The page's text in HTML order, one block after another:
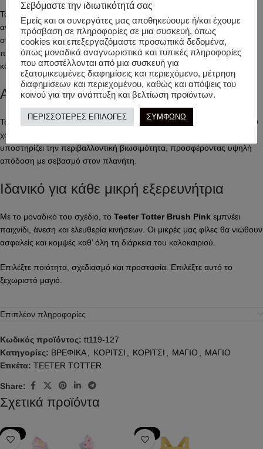
Το ύφασμα του μαγιό είναι κατασκευασμένο από υπερ-μαλακό,
ανακυκλωμένο υλικό κορυφαίας ποιότητας. Αντέχει στο χλώριο,
στεγνώνει γρήγορα και διατηρεί το στρώσιμό του ακόμα και μετά από
πολλές χρήσεις. Οι χρωστικές του είναι πιστοποιημένες με Oeko-Tex
και ασφαλείς για το ευαίσθητο παιδικό δέρμα.
Ανθεκτικότητα και οικολογική συνείδηση
Το μαγιό είναι ανθεκτικό στη δημιουργία κόμπων (pilling resistant), δεν
χάνει την ελαστικότητά του και παραμένει σαν καινούργιο. Το ύφασμα
υποστηρίζει την περιβαλλοντική βιωσιμότητα, προσφέροντας υψηλή
απόδοση με σεβασμό στον πλανήτη.
Ιδανικό για κάθε μικρή εξερευνήτρια
Με το μοναδικό του σχέδιο, το Teeter Totter Brush Pink εμπνέει
παιχνίδι, άνεση και ελευθερία κινήσεων. Οι μικρές μας φίλες θα νιώθουν
ασφαλείς και κομψές καθ’ όλη τη διάρκεια του καλοκαιριού.
Επιλέξτε ποιότητα, σχεδιασμό και προστασία. Επιλέξτε αυτό το
ξεχωριστό μαγιό.
Επιπλέον πληροφορίες
Κωδικός προϊόντος: tt119-127
Κατηγορίες: ΒΡΕΦΙΚΑ, ΚΟΡΙΤΣΙ , ΚΟΡΙΤΣΙ , ΜΑΓΙΟ , ΜΑΓΙΟ
Ετικέτα: TEETER TOTTER
Share:
Σχετικά προϊόντα
-20% -50%
Σεβόμαστε την ιδιωτικότητά σας
Εμείς και οι συνεργάτες μας αποθηκεύουμε ή/και έχουμε
πρόσβαση σε πληροφορίες σε μια συσκευή, όπως
cookies και επεξεργαζόμαστε προσωπικά δεδομένα,
όπως μοναδικά αναγνωριστικά και τυπικές πληροφορίες
που αποστέλλονται από μια συσκευή για
εξατομικευμένες διαφημίσεις και περιεχόμενο, μέτρηση
διαφημίσεων και περιεχομένου, καθώς και απόψεις του
κοινού για την ανάπτυξη και βελτίωση προϊόντων.
ΠΕΡΙΣΣΟΤΕΡΕΣ ΕΠΙΛΟΓΕΣ ΣΥΜΦΩΝΩ